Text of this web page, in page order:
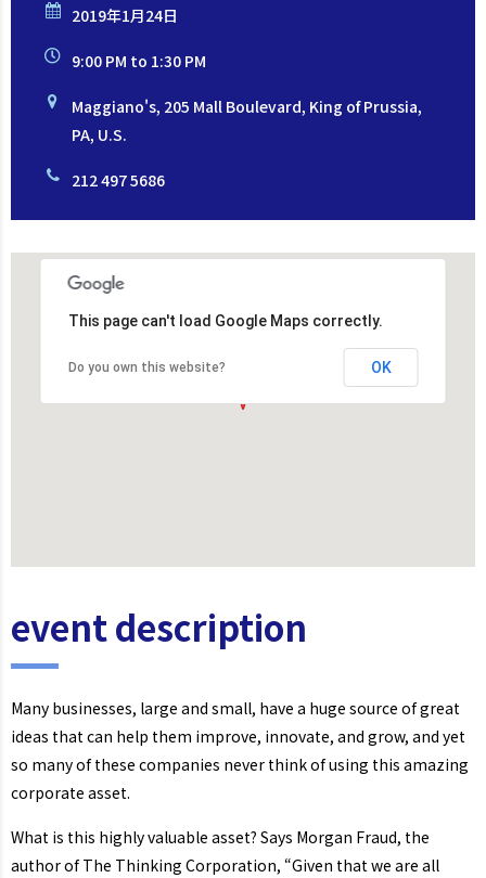
2019年1月24日
9:00 PM to 1:30 PM
Maggiano's, 205 Mall Boulevard, King of Prussia,
PA, U.S.
212 497 5686
This page can't load Google Maps correctly.
Do you own this website? OK
event description
Many businesses, large and small, have a huge source of great
ideas that can help them improve, innovate, and grow, and yet
so many of these companies never think of using this amazing
corporate asset.
What is this highly valuable asset? Says Morgan Fraud, the
author of The Thinking Corporation, “Given that we are all